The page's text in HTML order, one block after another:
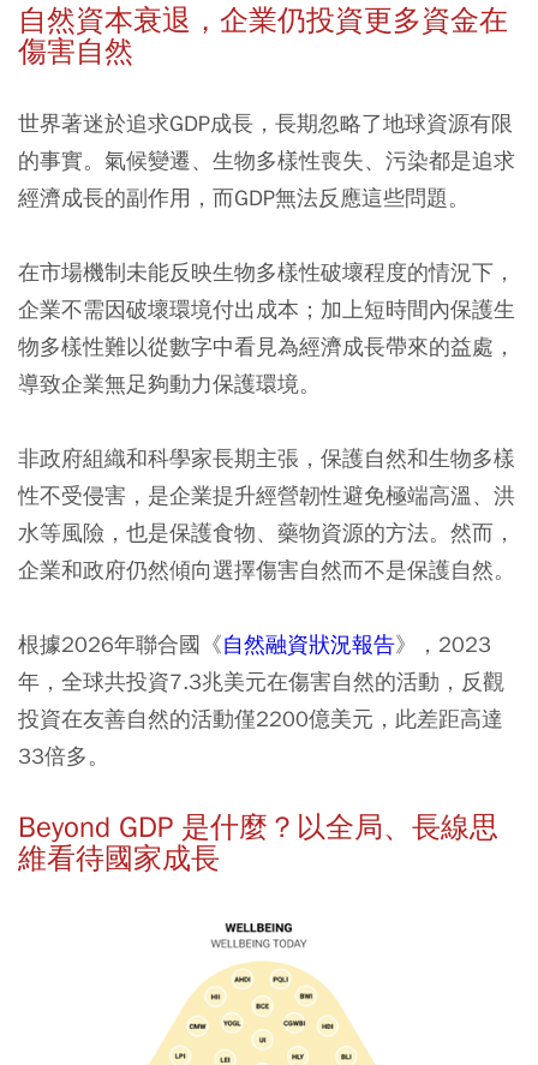
自然資本衰退，企業仍投資更多資金在
傷害自然
世界著迷於追求GDP成長，長期忽略了地球資源有限
的事實。氣候變遷、生物多樣性喪失、污染都是追求
經濟成長的副作用，而GDP無法反應這些問題。
在市場機制未能反映生物多樣性破壞程度的情況下，
企業不需因破壞環境付出成本；加上短時間內保護生
物多樣性難以從數字中看見為經濟成長帶來的益處，
導致企業無足夠動力保護環境。
非政府組織和科學家長期主張，保護自然和生物多樣
性不受侵害，是企業提升經營韌性避免極端高溫、洪
水等風險，也是保護食物、藥物資源的方法。然而，
企業和政府仍然傾向選擇傷害自然而不是保護自然。
根據2026年聯合國《自然融資狀況報告》，2023
年，全球共投資7.3兆美元在傷害自然的活動，反觀
投資在友善自然的活動僅2200億美元，此差距高達
33倍多。
Beyond GDP 是什麼？以全局、長線思
維看待國家成長